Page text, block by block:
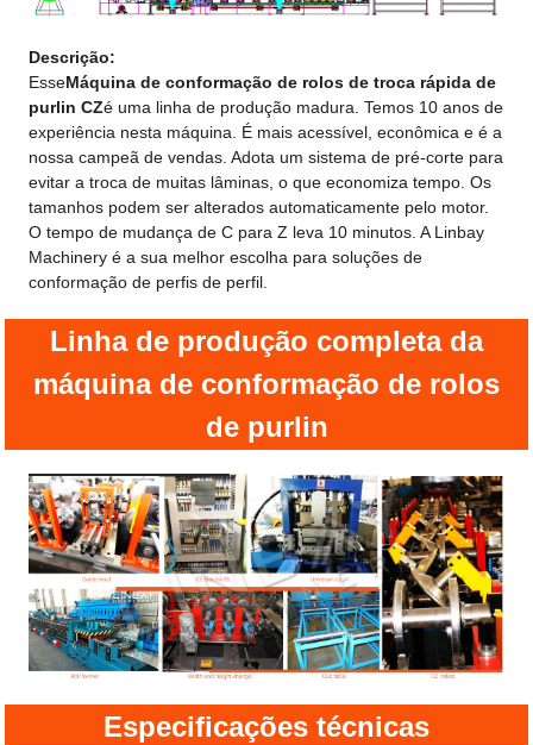
Descrição:
EsseMáquina de conformação de rolos de troca rápida de
purlin CZé uma linha de produção madura. Temos 10 anos de
experiência nesta máquina. É mais acessível, econômica e é a
nossa campeã de vendas. Adota um sistema de pré-corte para
evitar a troca de muitas lâminas, o que economiza tempo. Os
tamanhos podem ser alterados automaticamente pelo motor.
O tempo de mudança de C para Z leva 10 minutos. A Linbay
Machinery é a sua melhor escolha para soluções de
conformação de perfis de perfil.
Linha de produção completa da
máquina de conformação de rolos
de purlin
Especificações técnicas